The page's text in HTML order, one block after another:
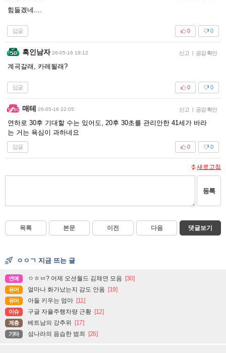
힘들겠네....
답글 0
0
흑인남자 26-05-16 18:12 신고 | 공감 확인
계곡갈래, 카레될래?
답글 0
0
매테 26-05-16 22:05 신고 | 공감 확인
연하로 30후 기대할 수는 있어도, 20후 30초를 관리안한 41세가 바라
는 거는 욕심이 과하네요
답글 0
0
새로고침
등록
목록 본문 이전 다음 댓글보기
ㅇㅇㄱ 지금 뜨는 글
연예 ㅇㅎㅂ? 어제 오션월드 김채연 모음 [30]
유머 얼마나 화가났는지 감도 안옴 [19]
유머 아들 키우는 엄마 [11]
이슈 구글 자율주행차량 근황 [12]
계층 베트남의 강추위 [17]
기타 섬나라의 음습한 범죄 [26]